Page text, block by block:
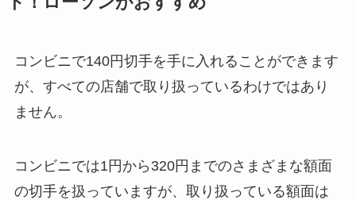
コンビニで140円切手を手に入れることができます
が、すべての店舗で取り扱っているわけではあり
ません。
コンビニでは1円から320円までのさまざまな額面
の切手を扱っていますが、取り扱っている額面は